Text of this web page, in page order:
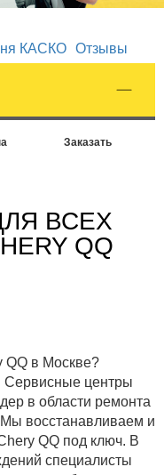
КАСКО Отзывы
Заказать
ВСЕХ
QQ
QQ в Москве?
Сервисные центры
в области ремонта
восстанавливаем и
QQ под ключ. В
специалисты